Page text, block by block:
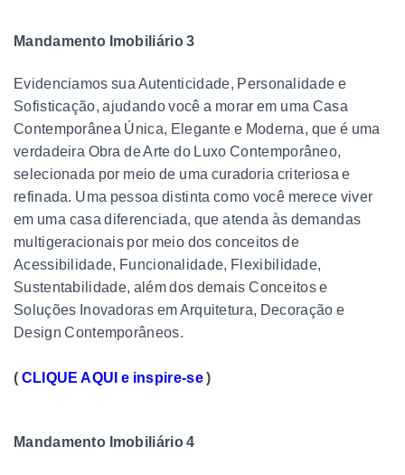
Mandamento Imobiliário 3
Evidenciamos sua Autenticidade, Personalidade e
Sofisticação, ajudando você a morar em uma Casa
Contemporânea Única, Elegante e Moderna, que é uma
verdadeira Obra de Arte do Luxo Contemporâneo,
selecionada por meio de uma curadoria criteriosa e
refinada. Uma pessoa distinta como você merece viver
em uma casa diferenciada, que atenda às demandas
multigeracionais por meio dos conceitos de
Acessibilidade, Funcionalidade, Flexibilidade,
Sustentabilidade, além dos demais Conceitos e
Soluções Inovadoras em Arquitetura, Decoração e
Design Contemporâneos.
( CLIQUE AQUI e inspire-se)
Mandamento Imobiliário 4